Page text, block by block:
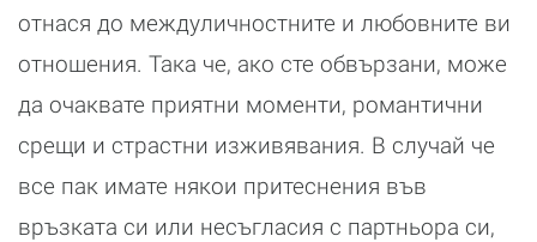
отнася до междуличностните и любовните ви
отношения. Така че, ако сте обвързани, може
да очаквате приятни моменти, романтични
срещи и страстни изживявания. В случай че
все пак имате някои притеснения във
връзката си или несъгласия с партньора си,